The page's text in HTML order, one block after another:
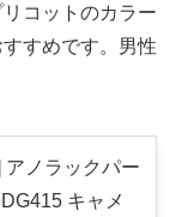
コットのカラー
すめです。男性
アノラックパー
キャメ